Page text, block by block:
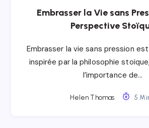
Embrasser la Vie sans
Perspective
Embrasser la vie sans pression
inspirée par la philosophie
l’importance de…
Helen Thomas 5